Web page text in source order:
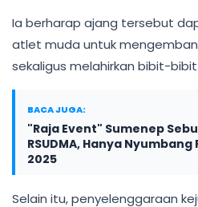
Ia berharap ajang tersebut
atlet muda untuk
sekaligus melahirkan bibit-
BACA JUGA:
"Raja Event" Sumenep
RSUDMA, Hanya
2025
Selain itu, penyelenggaraan